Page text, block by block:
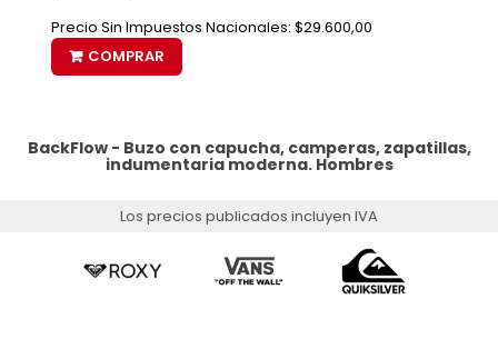
Precio Sin Impuestos Nacionales: $29.600,00
COMPRAR
BackFlow - Buzo con capucha, camperas, zapatillas,
indumentaria moderna. Hombres
Los precios publicados incluyen IVA